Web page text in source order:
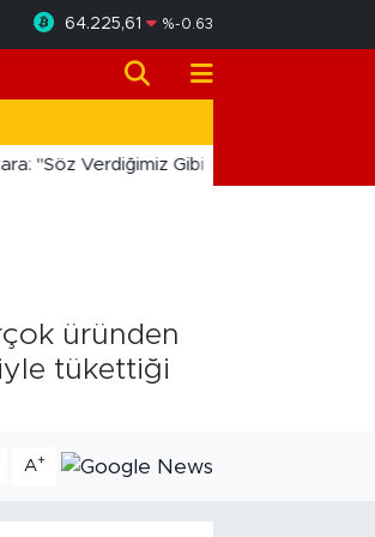
64.225,61 %-0.63
"Söz Verdiğimiz Gibi Masada Değil,
üründen
tükettiği
A+